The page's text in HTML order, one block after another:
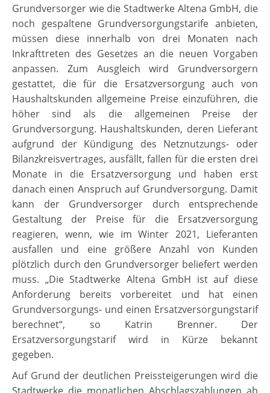
Grundversorger wie die Stadtwerke Altena GmbH, die
noch gespaltene Grundversorgungstarife anbieten,
müssen diese innerhalb von drei Monaten nach
Inkrafttreten des Gesetzes an die neuen Vorgaben
anpassen. Zum Ausgleich wird Grundversorgern
gestattet, die für die Ersatzversorgung auch von
Haushaltskunden allgemeine Preise einzuführen, die
höher sind als die allgemeinen Preise der
Grundversorgung. Haushaltskunden, deren Lieferant
aufgrund der Kündigung des Netznutzungs- oder
Bilanzkreisvertrages, ausfällt, fallen für die ersten drei
Monate in die Ersatzversorgung und haben erst
danach einen Anspruch auf Grundversorgung. Damit
kann der Grundversorger durch entsprechende
Gestaltung der Preise für die Ersatzversorgung
reagieren, wenn, wie im Winter 2021, Lieferanten
ausfallen und eine größere Anzahl von Kunden
plötzlich durch den Grundversorger beliefert werden
muss. „Die Stadtwerke Altena GmbH ist auf diese
Anforderung bereits vorbereitet und hat einen
Grundversorgungs- und einen Ersatzversorgungstarif
berechnet“, so Katrin Brenner. Der
Ersatzversorgungstarif wird in Kürze bekannt
gegeben.
Auf Grund der deutlichen Preissteigerungen wird die